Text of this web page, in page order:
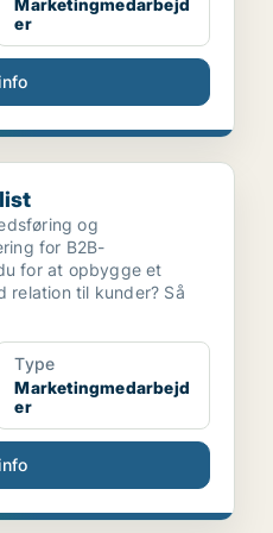
Marketingmedarbejd
er
og
for B2B-
for at opbygge et
relation til kunder? Så
Type
Marketingmedarbejd
er